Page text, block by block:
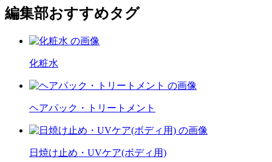
編集部おすすめタグ
化粧水
ヘアパック・トリートメント
日焼け止め・UVケア(ボディ用)